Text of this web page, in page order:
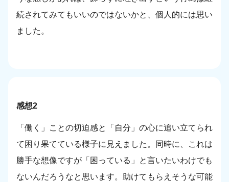
続されてみてもいいのではないかと、個人的には思い
ました。
感想2
「働く」ことの切迫感と「自分」の心に追い立てられ
て困り果てている様子に見えました。同時に、これは
勝手な想像ですが「困っている」と言いたいわけでも
ないんだろうなと思います。助けてもらえそうな可能